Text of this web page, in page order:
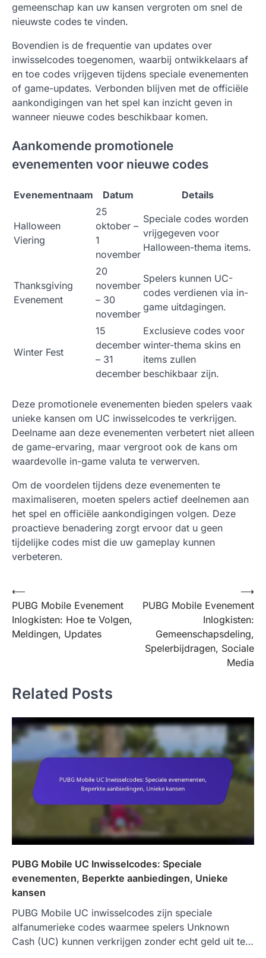
gemeenschap kan uw kansen vergroten om snel de
nieuwste codes te vinden.
Bovendien is de frequentie van updates over
inwisselcodes toegenomen, waarbij ontwikkelaars af
en toe codes vrijgeven tijdens speciale evenementen
of game-updates. Verbonden blijven met de officiële
aankondigingen van het spel kan inzicht geven in
wanneer nieuwe codes beschikbaar komen.
Aankomende promotionele
evenementen voor nieuwe codes
Evenementnaam Datum Details
Halloween
Viering
25
oktober –
1
november
Speciale codes worden
vrijgegeven voor
Halloween-thema items.
Thanksgiving
Evenement
20
november
– 30
november
Spelers kunnen UC-
codes verdienen via in-
game uitdagingen.
Winter Fest
15
december
– 31
december
Exclusieve codes voor
winter-thema skins en
items zullen
beschikbaar zijn.
Deze promotionele evenementen bieden spelers vaak
unieke kansen om UC inwisselcodes te verkrijgen.
Deelname aan deze evenementen verbetert niet alleen
de game-ervaring, maar vergroot ook de kans om
waardevolle in-game valuta te verwerven.
Om de voordelen tijdens deze evenementen te
maximaliseren, moeten spelers actief deelnemen aan
het spel en officiële aankondigingen volgen. Deze
proactieve benadering zorgt ervoor dat u geen
tijdelijke codes mist die uw gameplay kunnen
verbeteren.
Post
navigation
⟵
PUBG Mobile Evenement
Inlogkisten: Hoe te Volgen,
Meldingen, Updates
PUBG Mobile Evenement
Inlogkisten:
Gemeenschapsdeling,
Spelerbijdragen, Sociale
Media
⟶
Related Posts
PUBG Mobile UC Inwisselcodes: Speciale
evenementen, Beperkte aanbiedingen, Unieke
kansen
PUBG Mobile UC inwisselcodes zijn speciale
alfanumerieke codes waarmee spelers Unknown
Cash (UC) kunnen verkrijgen zonder echt geld uit te…